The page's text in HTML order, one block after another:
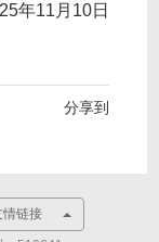
年11月10日
分享到
情链接